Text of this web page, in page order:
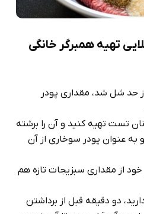
تهیه همبرگر خانگی
حد شل شد، مقداری پودر
نان تست تهیه کنید و آن را برشته
عنوان پودر سوخاری از آن
خود از مقداری سبزیجات تازه هم
دو دقیقه قبل از برداشتن